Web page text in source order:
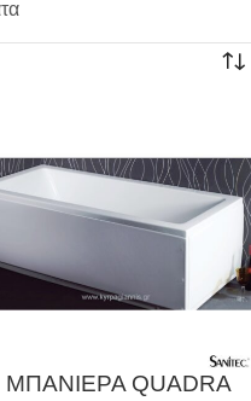
ΜΠΑΝΙΕΡΑ QUADRA